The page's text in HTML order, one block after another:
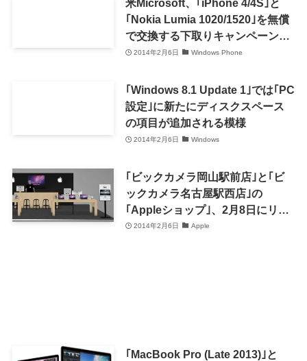
米Microsoft、｢iPhone 4/4S｣と
｢Nokia Lumia 1020/1520｣を無償
で交換する下取りキャンペーンを
実施
2014年2月6日 Windows Phone
｢Windows 8.1 Update 1｣では｢PC
設定｣に新たにディスクスペース
の項目が追加される模様
2014年2月6日 Windows
｢ビックカメラ岡山駅前店｣と｢ビ
ックカメラ名古屋駅西店｣の
｢Appleショップ｣、2月8日にリニ
ューアルオープンへ
2014年2月6日 Apple
｢MacBook Pro (Late 2013)｣と